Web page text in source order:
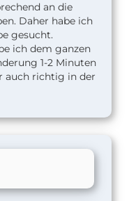
an die
Daher habe ich
gesucht.
ich dem ganzen
1-2 Minuten
auch richtig in der